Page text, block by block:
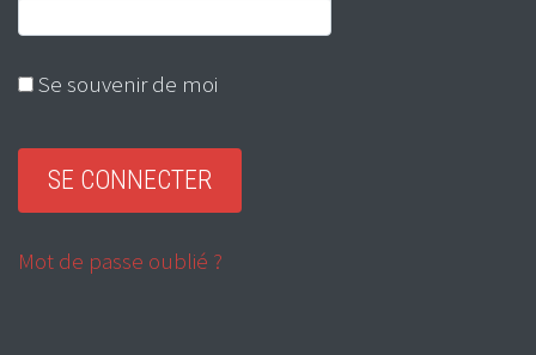
Se souvenir de moi
Mot de passe oublié ?